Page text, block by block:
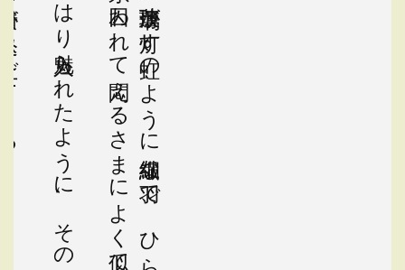
上げてくる。